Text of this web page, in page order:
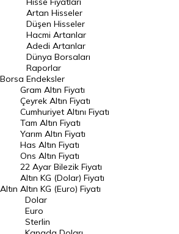
En Çok Düşen Hisseler
Hacmi Artanlar
Geçmiş Kapanışlar
Dünya Borsaları
Raporlar
Endeksler
DÖVİZ
Döviz Kuru
Dolar Kuru
Euro Kuru
Pound Kuru
Borsa
Artan Hisseler
Düşen Hisseler
Hacmi Artanlar
Adedi Artanlar
Dünya Borsaları
Raporlar
Endeksler
Altın
Gram Altın Fiyatı
Çeyrek Altın Fiyatı
Cumhuriyet Altını Fiyatı
Tam Altın Fiyatı
Yarım Altın Fiyatı
Has Altın Fiyatı
Ons Altın Fiyatı
22 Ayar Bilezik Fiyatı
Altın KG (Dolar) Fiyatı
Altın KG (Euro) Fiyatı
Dolar
Euro
Sterlin